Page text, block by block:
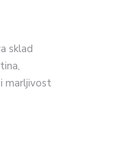
sklad
marljivost